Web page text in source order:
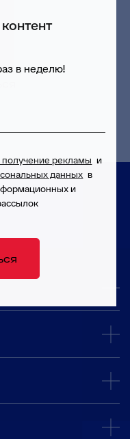
обработку
в неделю!
получение рекламы и
данных в
и